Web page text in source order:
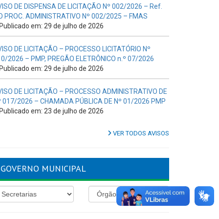
DE DISPENSA DE LICITAÇÃO Nº 002/2026 – Ref.
PROC. ADMINISTRATIVO Nº 002/2025 – FMAS
Publicado em: 29 de julho de 2026
DE LICITAÇÃO – PROCESSO LICITATÓRIO Nº
2026 – PMP, PREGÃO ELETRÔNICO n.º 07/2026
Publicado em: 29 de julho de 2026
DE LICITAÇÃO – PROCESSO ADMINISTRATIVO DE
017/2026 – CHAMADA PÚBLICA DE Nº 01/2026 PMP
Publicado em: 23 de julho de 2026
VER TODOS AVISOS
GOVERNO MUNICIPAL